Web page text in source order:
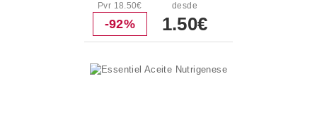
Pvr 18.50€
-92%
desde
1.50€